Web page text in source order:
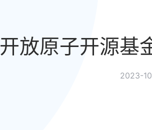
开放原子开源基
2023-